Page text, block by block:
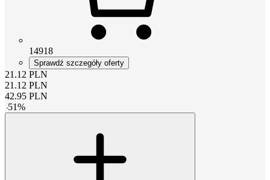
14918
Sprawdź szczegóły oferty
21.12 PLN
21.12 PLN
42.95 PLN
-51%